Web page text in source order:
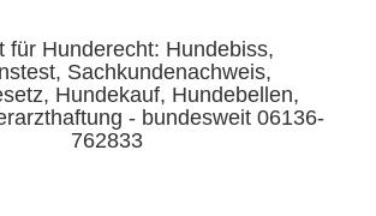
für Hunderecht: Hundebiss,
Sachkundenachweis,
Hundekauf, Hundebellen,
- bundesweit 06136-
762833